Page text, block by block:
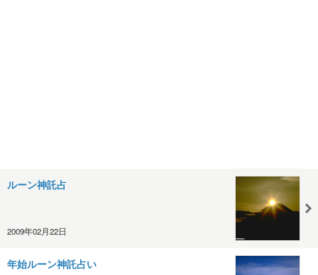
ルーン神託占
2009年02月22日
年始ルーン神託占い